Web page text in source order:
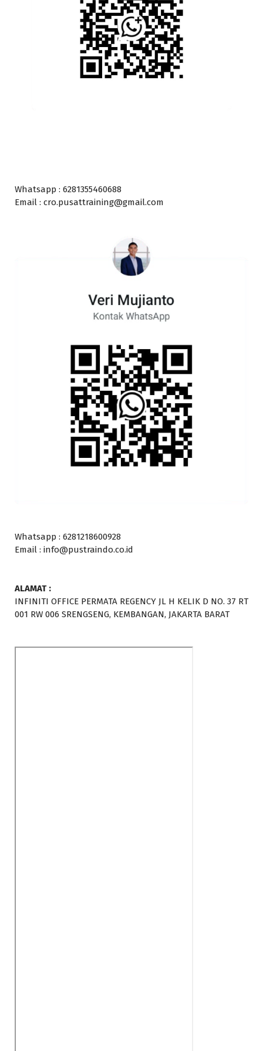
Whatsapp : 6281355460688
Email : cro.pusattraining@gmail.com
Whatsapp : 6281218600928
Email : info@pustraindo.co.id
ALAMAT :
INFINITI OFFICE PERMATA REGENCY JL H KELIK D NO. 37 RT
001 RW 006 SRENGSENG, KEMBANGAN, JAKARTA BARAT